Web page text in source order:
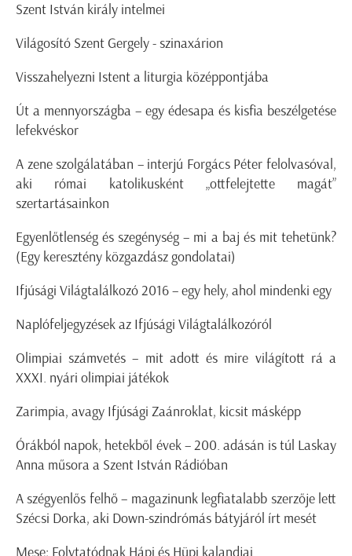
Szent István király intelmei
Világosító Szent Gergely - szinaxárion
Visszahelyezni Istent a liturgia középpontjába
Út a mennyországba – egy édesapa és kisfia beszélgetése
lefekvéskor
A zene szolgálatában – interjú Forgács Péter felolvasóval,
aki római katolikusként „ottfelejtette magát”
szertartásainkon
Egyenlőtlenség és szegénység – mi a baj és mit tehetünk?
(Egy keresztény közgazdász gondolatai)
Ifjúsági Világtalálkozó 2016 – egy hely, ahol mindenki egy
Naplófeljegyzések az Ifjúsági Világtalálkozóról
Olimpiai számvetés – mit adott és mire világított rá a
XXXI. nyári olimpiai játékok
Zarimpia, avagy Ifjúsági Zaánroklat, kicsit másképp
Órákból napok, hetekből évek – 200. adásán is túl Laskay
Anna műsora a Szent István Rádióban
A szégyenlős felhő – magazinunk legfiatalabb szerzője lett
Szécsi Dorka, aki Down-szindrómás bátyjáról írt mesét
Mese: Folytatódnak Hápi és Hüpi kalandjai